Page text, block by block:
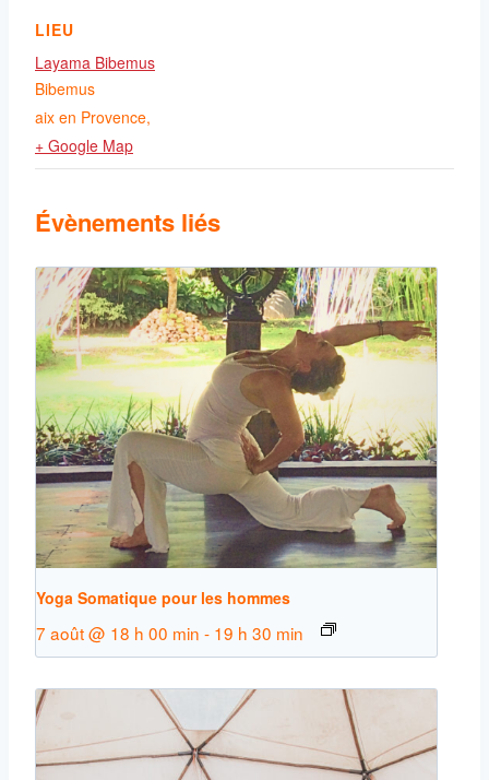
LIEU
Layama Bibemus
Bibemus
aix en Provence,
+ Google Map
Évènements liés
Yoga Somatique pour les hommes
7 août @ 18 h 00 min - 19 h 30 min